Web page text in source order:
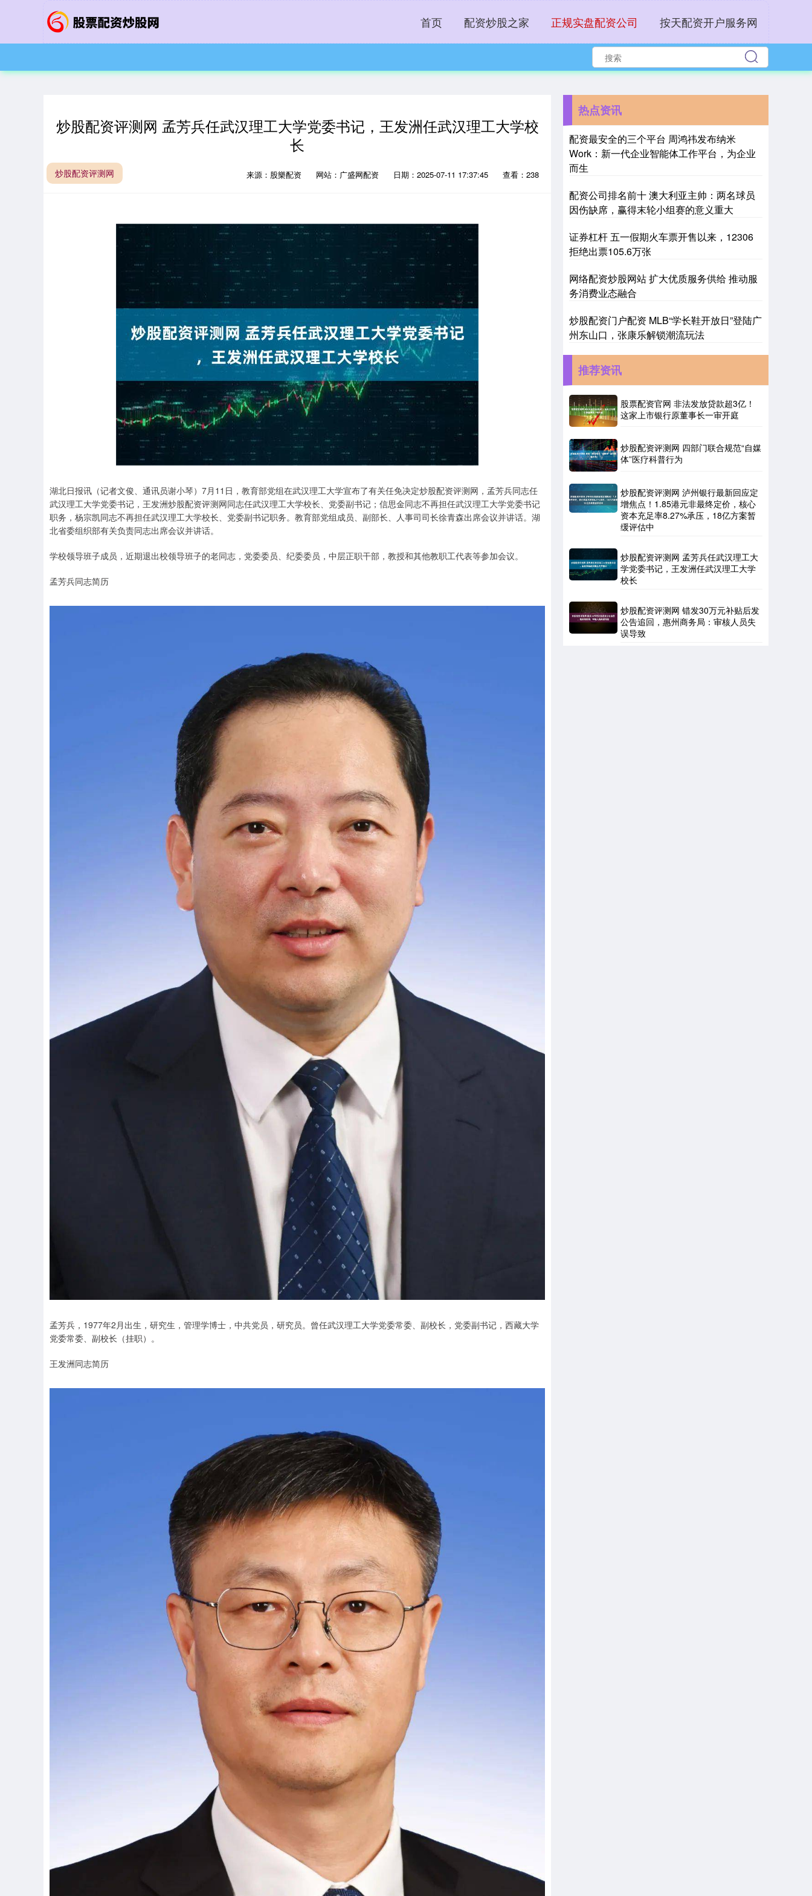
首页 配资炒股之家 正规实盘配资公司 按天配资开户服务网
炒股配资评测网 孟芳兵任武汉理工大学党委书记，王发洲任武汉理工大学校
长
炒股配资评测网 来源：股樂配资 网站：广盛网配资 日期：2025-07-11 17:37:45 查看：238
湖北日报讯（记者文俊、通讯员谢小琴）7月11日，教育部党组在武汉理工大学宣布了有关任免决定炒股配资评测网，孟芳兵同志任
武汉理工大学党委书记，王发洲炒股配资评测网同志任武汉理工大学校长、党委副书记；信思金同志不再担任武汉理工大学党委书记
职务，杨宗凯同志不再担任武汉理工大学校长、党委副书记职务。教育部党组成员、副部长、人事司司长徐青森出席会议并讲话。湖
北省委组织部有关负责同志出席会议并讲话。
学校领导班子成员，近期退出校领导班子的老同志，党委委员、纪委委员，中层正职干部，教授和其他教职工代表等参加会议。
孟芳兵同志简历
孟芳兵，1977年2月出生，研究生，管理学博士，中共党员，研究员。曾任武汉理工大学党委常委、副校长，党委副书记，西藏大学
党委常委、副校长（挂职）。
王发洲同志简历
热点资讯
配资最安全的三个平台 周鸿祎发布纳米
Work：新一代企业智能体工作平台，为企业
而生
配资公司排名前十 澳大利亚主帅：两名球员
因伤缺席，赢得末轮小组赛的意义重大
证券杠杆 五一假期火车票开售以来，12306
拒绝出票105.6万张
网络配资炒股网站 扩大优质服务供给 推动服
务消费业态融合
炒股配资门户配资 MLB“学长鞋开放日”登陆广
州东山口，张康乐解锁潮流玩法
推荐资讯
股票配资官网 非法发放贷款超3亿！
这家上市银行原董事长一审开庭
炒股配资评测网 四部门联合规范“自媒
体”医疗科普行为
炒股配资评测网 泸州银行最新回应定
增焦点！1.85港元非最终定价，核心
资本充足率8.27%承压，18亿方案暂
缓评估中
炒股配资评测网 孟芳兵任武汉理工大
学党委书记，王发洲任武汉理工大学
校长
炒股配资评测网 错发30万元补贴后发
公告追回，惠州商务局：审核人员失
误导致